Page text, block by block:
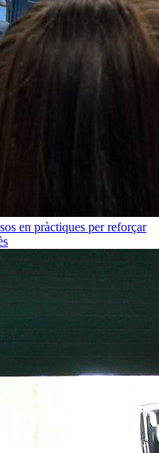
en pràctiques per reforçar